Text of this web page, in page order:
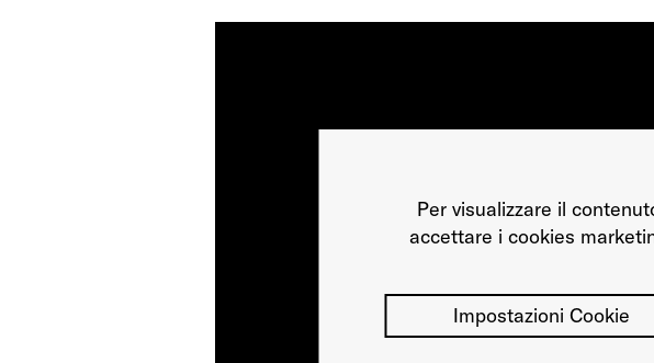
Per visualizzare il
accettare i cookies
Impostazioni Cookie